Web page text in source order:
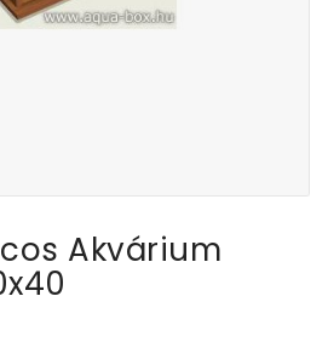
Akvárium